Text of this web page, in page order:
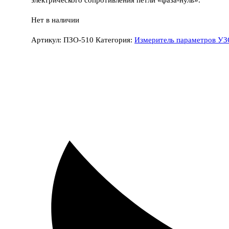
Нет в наличии
Артикул:ПЗО-510 Категория:Измеритель параметров